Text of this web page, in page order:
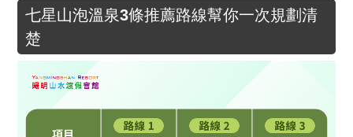
七星山泡溫泉3條推薦路線幫你一次規劃清
楚